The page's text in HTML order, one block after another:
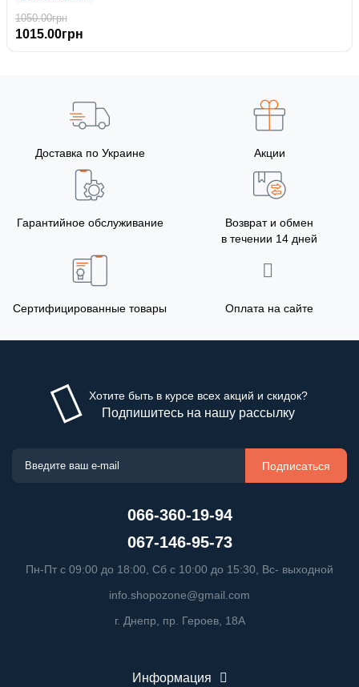
1050.00грн
1015.00грн
Доставка по Украине Акции
Гарантийное обслуживание
Возврат и обмен
в течении 14 дней
Сертифицированные товары Оплата на сайте
Хотите быть в курсе всех акций и скидок?
Подпишитесь на нашу рассылку
Подписаться
066-360-19-94
067-146-95-73
Пн-Пт с 09:00 до 18:00, Сб с 10:00 до 15:30, Вс- выходной
info.shopozone@gmail.com
г. Днепр, пр. Героев, 18А
Информация